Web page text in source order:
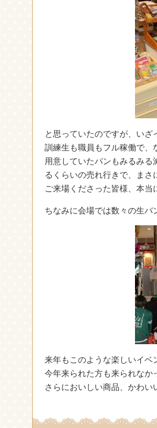
と思っていたのですが、いざ
訓練生も職員もフル稼働で、
用意していたパンもみるみ
るくらいの売れ行きで、まさ
ご来場くださった皆様、本当
ちなみに会場では数々の生バ
来年もこのような楽しいイベ
今年来られた方も来られなか
さらにおいしい商品、かわい